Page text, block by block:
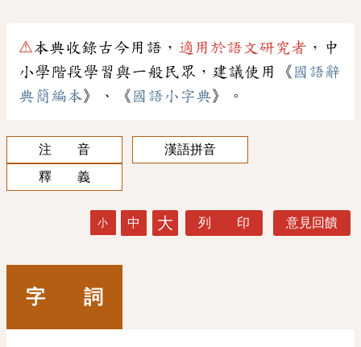
⚠本典收錄古今用語， 適用於語文研究者 ，中
小學階段學習與一般民眾，建議使用《 國語辭
典簡編本》、《 國語小字典》。
注 音
漢語拼音
釋 義
小 中 大 列 印 意見回饋
字 詞